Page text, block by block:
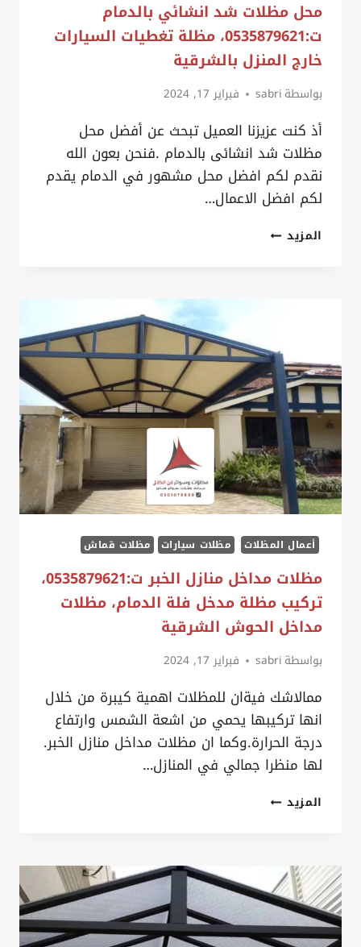
محل مظلات شد انشائي بالدمام
ت:0535879621، مظلة تغطيات السيارات
خارج المنزل بالشرقية
بواسطة sabri فبراير 17, 2024
أذ كنت عزيزنا العميل تبحث عن أفضل محل
مظلات شد انشائى بالدمام .فنحن بعون الله
نقدم لكم افضل محل مشهور في الدمام يقدم
لكم افضل الاعمال…
المزيدمحل
ت:0535879621،
مظلة
تغطيات
السيارات
خارج
المنزل
بالشرقية
أعمال المظلات مظلات سيارات مظلات قماش
مظلات مداخل منازل الخبر ت:0535879621،
تركيب مظلة مدخل فلة الدمام، مظلات
مداخل الحوش الشرقية
بواسطة sabri فبراير 17, 2024
ممالاشك فيةان للمظلات اهمية كيبرة من خلال
انها تركيبها يحمي من اشعة الشمس وارتفاع
درجة الحرارة.وكما ان مظلات مداخل منازل الخبر.
لها منظرا جمالي في المنازل…
المزيدمظلات
الخبر
تركيب
مظلة